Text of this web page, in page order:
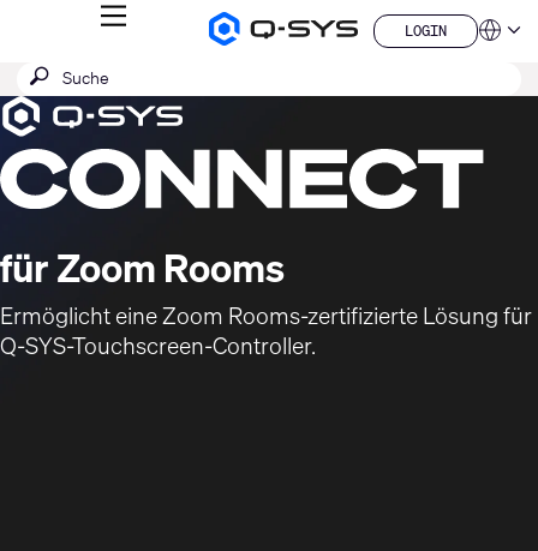
Q-
Produkte
MENÜ
LOGIN
LOGIN
QSYS.com (English)
India (English)
Deutsch
Español
Français
日本語
China (中文)
Suche
absenden
SUCHE
Aktuelle
Folie:
1
1
für Zoom Rooms
Ermöglicht eine Zoom Rooms-zertifizierte Lösung für
Q-SYS-Touchscreen-Controller.